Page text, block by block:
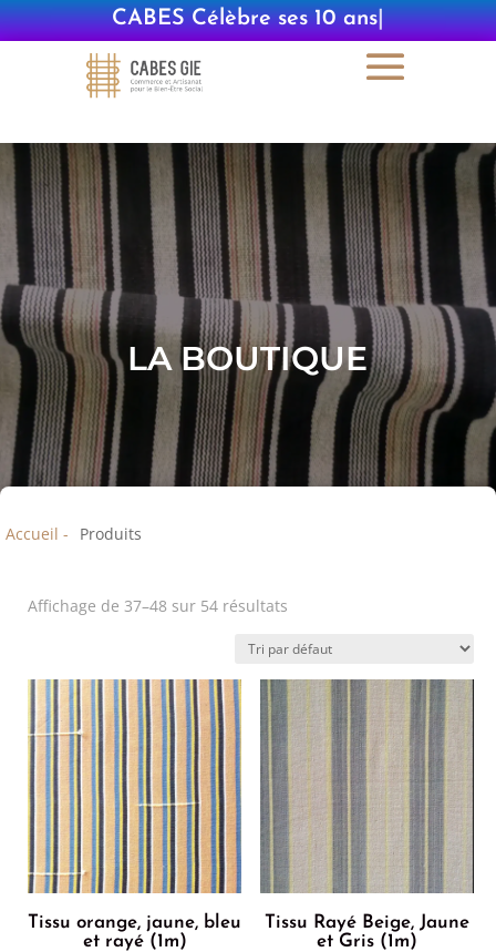
CABES Célèbre ses 10|
LA BOUTIQUE
Accueil - Produits
Affichage de 37–48 sur 54 résultats
Tissu orange, jaune, bleu
et rayé (1m)
Tissu Rayé Beige, Jaune
et Gris (1m)